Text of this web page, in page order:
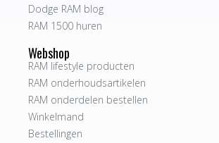
Dodge RAM blog
RAM 1500 huren
Webshop
RAM lifestyle producten
RAM onderhoudsartikelen
RAM onderdelen bestellen
Winkelmand
Bestellingen